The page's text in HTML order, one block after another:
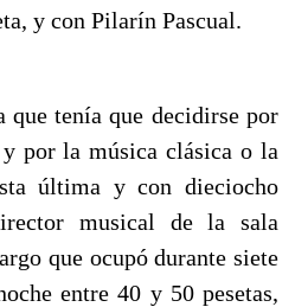
y con Pilarín Pascual.
que tenía que decidirse por
por la música clásica o la
última y con dieciocho
musical de la sala
que ocupó durante siete
entre 40 y 50 pesetas,